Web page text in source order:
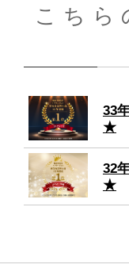
こちら
33
★
32
★